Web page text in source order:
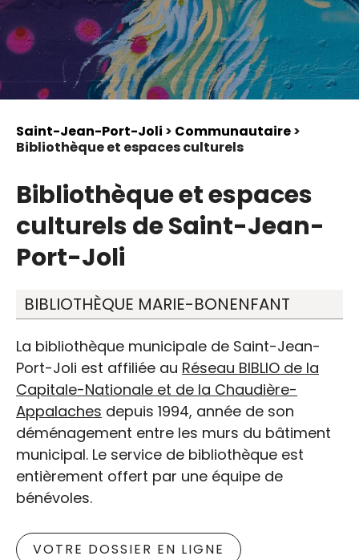
Saint-Jean-Port-Joli > Communautaire>
Bibliothèque et espaces culturels
Bibliothèque et espaces
culturels de Saint-Jean-
Port-Joli
BIBLIOTHÈQUE MARIE-BONENFANT
La bibliothèque municipale de Saint-Jean-
Port-Joli est affiliée au Réseau BIBLIO de la
Capitale-Nationale et de la Chaudière-
Appalaches depuis 1994, année de son
déménagement entre les murs du bâtiment
municipal. Le service de bibliothèque est
entièrement offert par une équipe de
bénévoles.
VOTRE DOSSIER EN LIGNE